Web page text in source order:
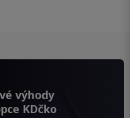
výhody
KDčko